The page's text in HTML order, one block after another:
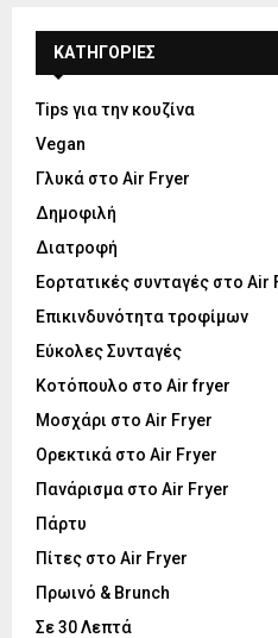
KΑΤΗΓΟΡΊΕΣ
Tips για την κουζίνα
Vegan
Γλυκά στο Air Fryer
Δημοφιλή
Διατροφή
Εορτατικές συνταγές στο Air
Επικινδυνότητα τροφίμων
Εύκολες Συνταγές
Κοτόπουλο στο Air fryer
Μοσχάρι στο Air Fryer
Ορεκτικά στο Air Fryer
Πανάρισμα στο Air Fryer
Πάρτυ
Πίτες στο Air Fryer
Πρωινό & Brunch
Σε 30 Λεπτά